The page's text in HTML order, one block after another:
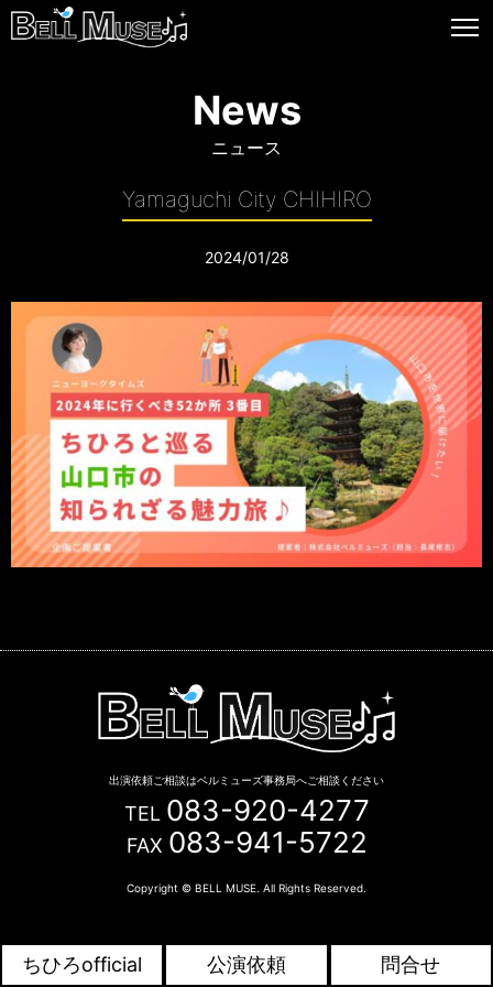
News
ニュース
Yamaguchi City CHIHIRO
2024/01/28
出演依頼ご相談はベルミューズ事務局へご相談ください
TEL 083-920-4277
FAX 083-941-5722
Copyright © BELL MUSE. All Rights Reserved.
ちひろofficial 公演依頼 問合せ